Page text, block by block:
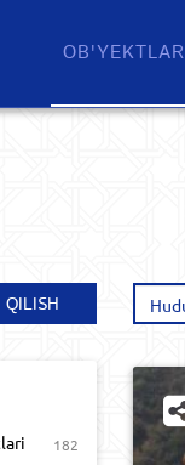
OB'YEKTLAR​
182